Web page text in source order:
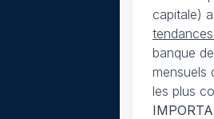
capitale)
banque
mensuels
les plus